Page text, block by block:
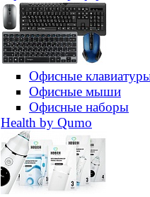
Офисные
Офисные мыши
Офисные наборы
Health by Qumo